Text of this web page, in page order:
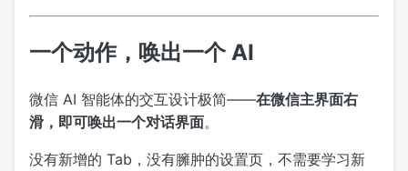
一个动作，唤出一个 AI
微信 AI 智能体的交互设计极简——在微信主界面右
滑，即可唤出一个对话界面。
没有新增的 Tab，没有臃肿的设置页，不需要学习新